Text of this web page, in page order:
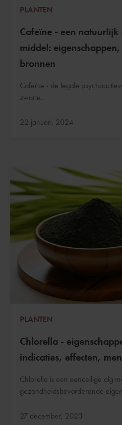
PLANTEN
Cafeïne - een natuurlijk
middel:
bronnen
Cafeïne - de legale
zwarte.
Bijgewerkt:
22 januari, 2024
PLANTEN
Chlorella -
indicaties, effecten,
Chlorella is een eencellige alg
gezondheidsbevorderende
Bijgewerkt:
27 december, 2023